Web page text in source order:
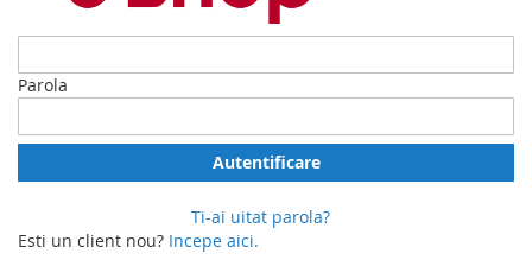
Parola
Autentificare
Ti-ai uitat parola?
Esti un client nou? Incepe aici.